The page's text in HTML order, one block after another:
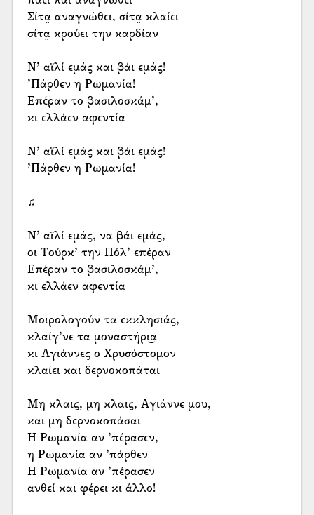
Σίτα̤ αναγνώθει, σίτα̤ κλαίει
σίτα̤ κρούει την καρδίαν
Ν’ αϊλί εμάς και βάι εμάς!
’Πάρθεν η Ρωμανία!
Επέραν το βασιλοσκάμ’,
κι ελλάεν αφεντία
Ν’ αϊλί εμάς και βάι εμάς!
’Πάρθεν η Ρωμανία!
♫
Ν’ αϊλί εμάς, να βάι εμάς,
οι Τούρκ’ την Πόλ’ επέραν
Επέραν το βασιλοσκάμ’,
κι ελλάεν αφεντία
Μοιρολογούν τα εκκλησιάς,
κλαίγ’νε τα μοναστήρι͜α
κι Αγιάννες ο Χρυσόστομον
κλαίει και δερνοκοπάται
Μη κλαις, μη κλαις, Αγιάννε μου,
και μη δερνοκοπάσαι
Η Ρωμανία αν ’πέρασεν,
η Ρωμανία αν ’πάρθεν
Η Ρωμανία αν ’πέρασεν
ανθεί και φέρει κι άλλο!